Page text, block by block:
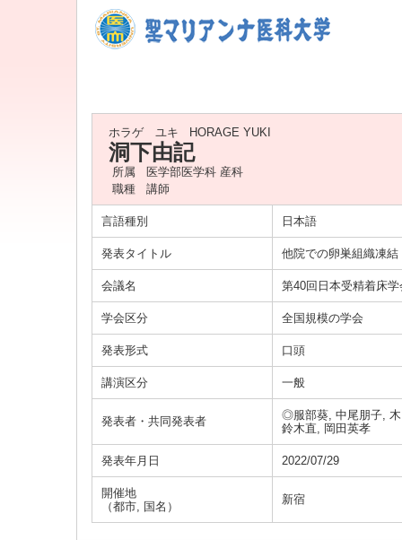
ホラゲ ユキ HORAGE YUKI
洞下由記
所属
医学部医学科 産科
職種
講師
言語種別 日本語
発表タイトル 他院での卵巣組織凍
会議名 第40回日本受精着床
学会区分 全国規模の学会
発表形式 口頭
講演区分 一般
発表者・共同発表者
◎服部葵, 中尾朋子, 木
鈴木直, 岡田英孝
発表年月日 2022/07/29
開催地
（都市, 国名）
新宿